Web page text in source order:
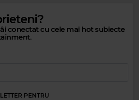
conectat cu cele mai hot subiecte
PENTRU